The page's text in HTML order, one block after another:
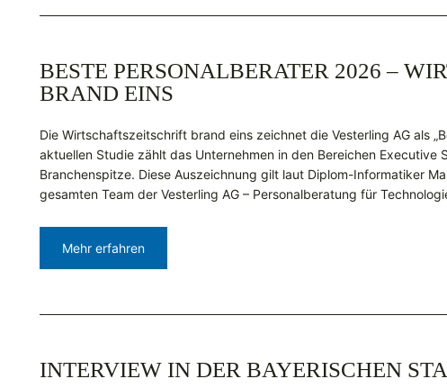
BESTE PERSONALBERATER 2026 –
BRAND EINS
Die Wirtschaftszeitschrift brand eins zeichnet die Vesterling AG als
aktuellen Studie zählt das Unternehmen in den Bereichen Executive
Branchenspitze. Diese Auszeichnung gilt laut Diplom-Informatiker
gesamten Team der Vesterling AG – Personalberatung für
Mehr erfahren
INTERVIEW IN DER BAYERISCHEN